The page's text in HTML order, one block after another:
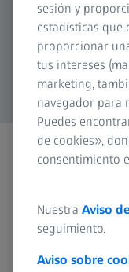
sesión y
estadísticas que
proporcionar
tus intereses
marketing,
navegador para
Puedes
de cookies»,
consentimiento
Nuestra Aviso
seguimiento.
Aviso sobre